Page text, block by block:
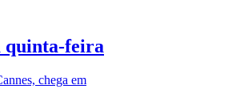
quinta-feira
chega em